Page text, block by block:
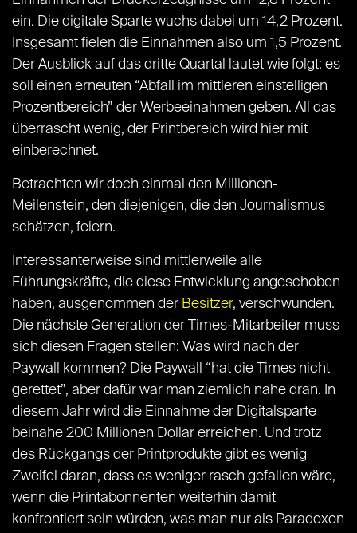
ein. Die digitale Sparte wuchs dabei um 14,2 Prozent.
Insgesamt fielen die Einnahmen also um 1,5 Prozent.
Der Ausblick auf das dritte Quartal lautet wie folgt: es
soll einen erneuten “Abfall im mittleren einstelligen
Prozentbereich” der Werbeeinahmen geben. All das
überrascht wenig, der Printbereich wird hier mit
einberechnet.
Betrachten wir doch einmal den Millionen-
Meilenstein, den diejenigen, die den Journalismus
schätzen, feiern.
Interessanterweise sind mittlerweile alle
Führungskräfte, die diese Entwicklung angeschoben
haben, ausgenommen der Besitzer, verschwunden.
Die nächste Generation der Times-Mitarbeiter muss
sich diesen Fragen stellen: Was wird nach der
Paywall kommen? Die Paywall “hat die Times nicht
gerettet”, aber dafür war man ziemlich nahe dran. In
diesem Jahr wird die Einnahme der Digitalsparte
beinahe 200 Millionen Dollar erreichen. Und trotz
des Rückgangs der Printprodukte gibt es wenig
Zweifel daran, dass es weniger rasch gefallen wäre,
wenn die Printabonnenten weiterhin damit
konfrontiert sein würden, was man nur als Paradoxon